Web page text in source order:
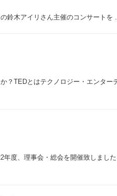
木アイリさん主催のコンサートを ...
？TEDとはテクノロジー・エンタ
年度、理事会・総会を開催致しまし